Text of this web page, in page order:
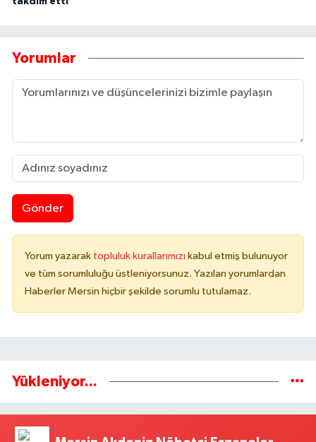
Yorumlar
Gönder
Yorum yazarak topluluk kurallarımızı kabul etmiş bulunuyor
ve tüm sorumluluğu üstleniyorsunuz. Yazılan yorumlardan
Haberler Mersin hiçbir şekilde sorumlu tutulamaz.
Yükleniyor...